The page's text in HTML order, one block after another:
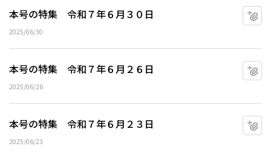
本号の特集 令和７年６月３０日
2025/06/30
本号の特集 令和７年６月２６日
2025/06/26
本号の特集 令和７年６月２３日
2025/06/23